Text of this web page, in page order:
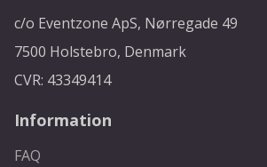
c/o Eventzone ApS, Nørregade 49
7500 Holstebro, Denmark
CVR: 43349414
Information
FAQ